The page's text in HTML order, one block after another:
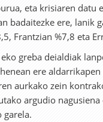
eta krisiaren
badaitezke ere, lanik
Frantzian %7,8 eta
greba deialdiak
ere
aurkako zein
argudio
garela.